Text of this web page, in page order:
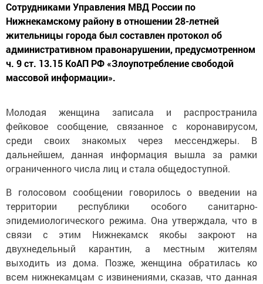
Сотрудниками Управления МВД России по
Нижнекамскому району в отношении 28-летней
жительницы города был составлен протокол об
административном правонарушении, предусмотренном
ч. 9 ст. 13.15 КоАП РФ «Злоупотребление свободой
массовой информации».
Молодая женщина записала и распространила
фейковое сообщение, связанное с коронавирусом,
среди своих знакомых через мессенджеры. В
дальнейшем, данная информация вышла за рамки
ограниченного числа лиц и стала общедоступной.
В голосовом сообщении говорилось о введении на
территории республики особого санитарно-
эпидемиологического режима. Она утверждала, что в
связи с этим Нижнекамск якобы закроют на
двухнедельный карантин, а местным жителям
выходить из дома. Позже, женщина обратилась ко
всем нижнекамцам с извинениями, сказав, что данная